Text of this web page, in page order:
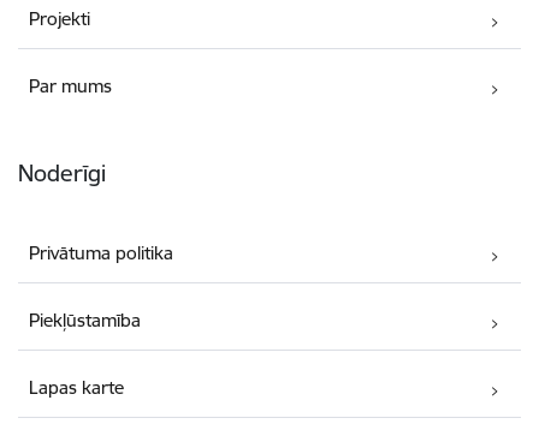
Projekti
Par mums
Noderīgi
Privātuma politika
Piekļūstamība
Lapas karte